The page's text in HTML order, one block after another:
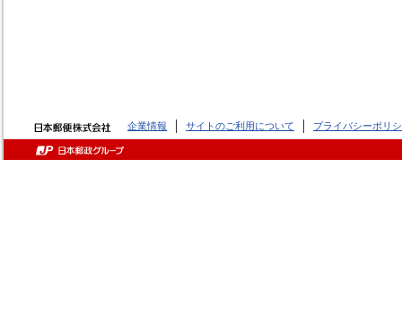
企業情報 サイトのご利用について プライバシーポリ